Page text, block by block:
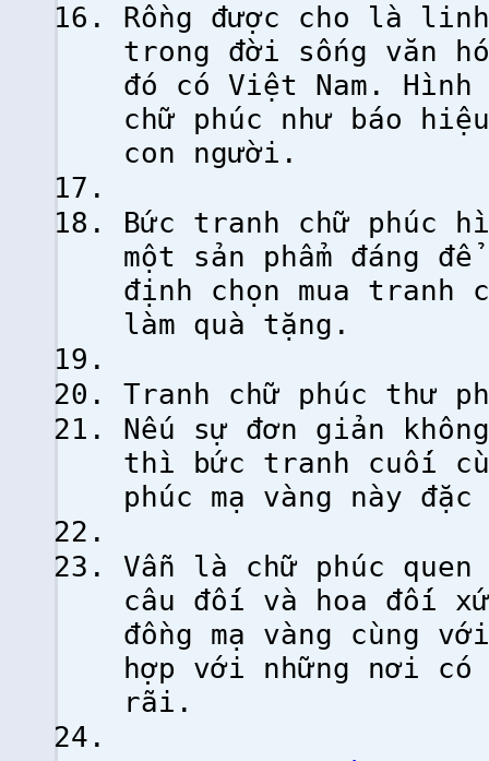
Rồng được cho là
trong đời sống văn
đó có Việt Nam.
chữ phúc như báo
con người.
Bức tranh chữ phúc
một sản phẩm đáng
định chọn mua tranh
làm quà tặng.
Tranh chữ phúc thư
Nếu sự đơn giản
thì bức tranh cuối
phúc mạ vàng này
Vẫn là chữ phúc quen
câu đối và hoa đối
đồng mạ vàng cùng
hợp với những nơi
rãi.